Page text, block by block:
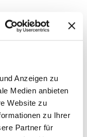
Anzeigen zu
Medien anbieten
Website zu
zu Ihrer
Partner für
–
bleibt die
Das Türdesign
und
Dadurch